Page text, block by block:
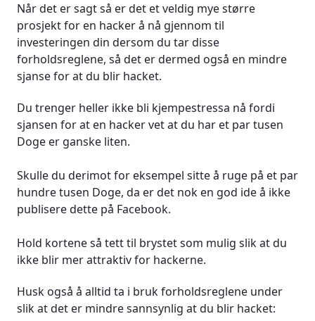
Når det er sagt så er det et veldig mye større
prosjekt for en hacker å nå gjennom til
investeringen din dersom du tar disse
forholdsreglene, så det er dermed også en mindre
sjanse for at du blir hacket.
Du trenger heller ikke bli kjempestressa nå fordi
sjansen for at en hacker vet at du har et par tusen
Doge er ganske liten.
Skulle du derimot for eksempel sitte å ruge på et par
hundre tusen Doge, da er det nok en god ide å ikke
publisere dette på Facebook.
Hold kortene så tett til brystet som mulig slik at du
ikke blir mer attraktiv for hackerne.
Husk også å alltid ta i bruk forholdsreglene under
slik at det er mindre sannsynlig at du blir hacket: